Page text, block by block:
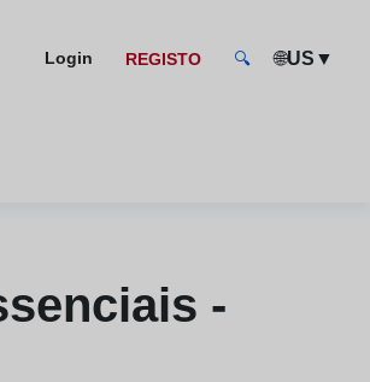
Login REGISTO 🔍 🌐US ▼
-